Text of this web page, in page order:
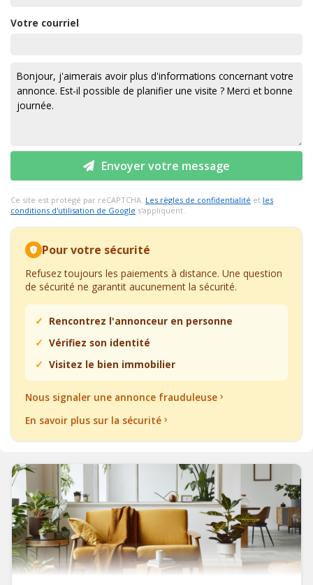
Votre courriel
Envoyer votre message
Ce site est protégé par reCAPTCHA. Les règles de confidentialité et les
conditions d'utilisation de Google s'appliquent.
Pour votre sécurité
Refusez toujours les paiements à distance. Une question
de sécurité ne garantit aucunement la sécurité.
Rencontrez l'annonceur en personne
Vérifiez son identité
Visitez le bien immobilier
Nous signaler une annonce frauduleuse
En savoir plus sur la sécurité